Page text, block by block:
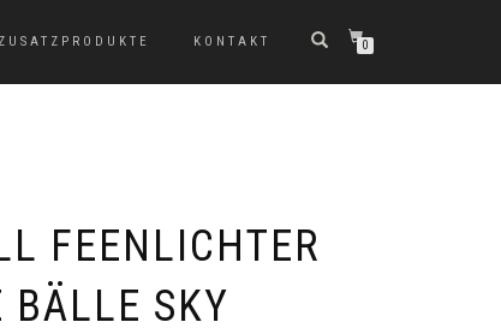
ZUSATZPRODUKTE KONTAKT 0
FEENLICHTER
BÄLLE SKY